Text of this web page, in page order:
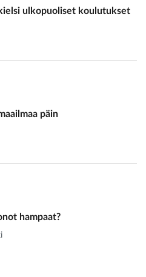
ulkopuoliset koulutukset
päin
hampaat?